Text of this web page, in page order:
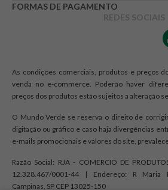
FORMAS DE PAGAMENTO
REDES SOCIAIS
As condições comerciais, produtos e preços
venda no e-commerce. Poderão haver
preços dos produtos estão sujeitos a alteração
O Mundo Verde se reserva o direito de
digitação ou gráfico e caso haja divergências
e-mails promocionais e valores do site,
Razão Social: RJA - COMERCIO DE
12.328.467/0001-44 | Endereço: R Maria
Campinas, SP CEP 13025-150